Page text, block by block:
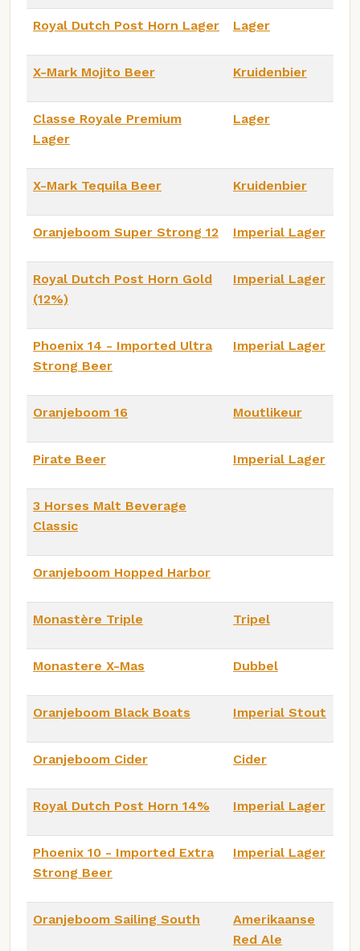
Royal Dutch Post Horn Lager Lager
X-Mark Mojito Beer Kruidenbier
Classe Royale Premium
Lager
Lager
X-Mark Tequila Beer Kruidenbier
Oranjeboom Super Strong 12 Imperial Lager
Royal Dutch Post Horn Gold
(12%)
Imperial Lager
Phoenix 14 - Imported Ultra
Strong Beer
Imperial Lager
Oranjeboom 16 Moutlikeur
Pirate Beer Imperial Lager
3 Horses Malt Beverage
Classic
Oranjeboom Hopped Harbor
Monastère Triple Tripel
Monastere X-Mas Dubbel
Oranjeboom Black Boats Imperial Stout
Oranjeboom Cider Cider
Royal Dutch Post Horn 14% Imperial Lager
Phoenix 10 - Imported Extra
Strong Beer
Imperial Lager
Oranjeboom Sailing South
Amerikaanse
Red Ale